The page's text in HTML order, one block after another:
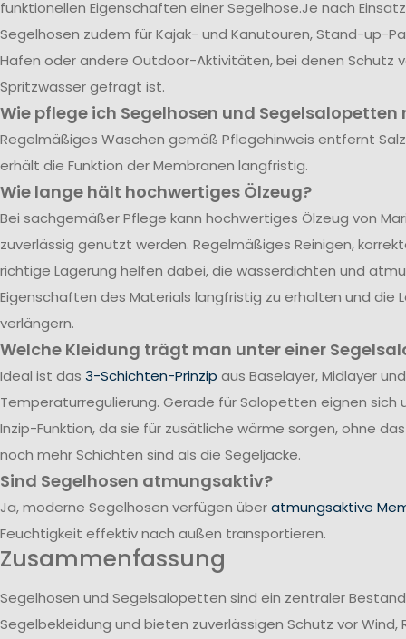
funktionellen Eigenschaften einer Segelhose.Je nach
Segelhosen zudem für Kajak- und Kanutouren, Stand-up-
Hafen oder andere Outdoor-Aktivitäten, bei denen Schutz
Spritzwasser gefragt ist.
Wie pflege ich Segelhosen und Segelsalopetten
Regelmäßiges Waschen gemäß Pflegehinweis entfernt
erhält die Funktion der Membranen langfristig.
Wie lange hält hochwertiges Ölzeug?
Bei sachgemäßer Pflege kann hochwertiges Ölzeug von
zuverlässig genutzt werden. Regelmäßiges Reinigen,
richtige Lagerung helfen dabei, die wasserdichten und
Eigenschaften des Materials langfristig zu erhalten und die
verlängern.
Welche Kleidung trägt man unter einer
Ideal ist das 3-Schichten-Prinzip aus Baselayer, Midlayer
Temperaturregulierung. Gerade für Salopetten eignen sich
Inzip-Funktion, da sie für zusätliche wärme sorgen, ohne
noch mehr Schichten sind als die Segeljacke.
Sind Segelhosen atmungsaktiv?
Ja, moderne Segelhosen verfügen überatmungsaktive
Feuchtigkeit effektiv nach außen transportieren.
Zusammenfassung
Segelhosen und Segelsalopetten sind ein zentraler
Segelbekleidung und bieten zuverlässigen Schutz vor Wind,